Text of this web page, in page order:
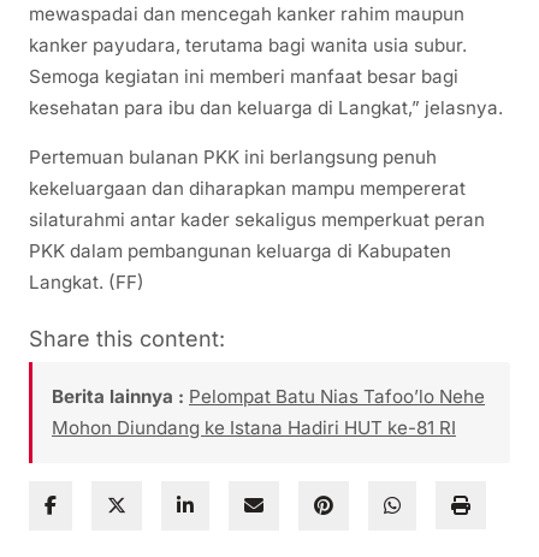
mewaspadai dan mencegah kanker rahim maupun
kanker payudara, terutama bagi wanita usia subur.
Semoga kegiatan ini memberi manfaat besar bagi
kesehatan para ibu dan keluarga di Langkat,” jelasnya.
Pertemuan bulanan PKK ini berlangsung penuh
kekeluargaan dan diharapkan mampu mempererat
silaturahmi antar kader sekaligus memperkuat peran
PKK dalam pembangunan keluarga di Kabupaten
Langkat. (FF)
Share this content:
Berita lainnya : Pelompat Batu Nias Tafoo’lo Nehe
Mohon Diundang ke Istana Hadiri HUT ke-81 RI